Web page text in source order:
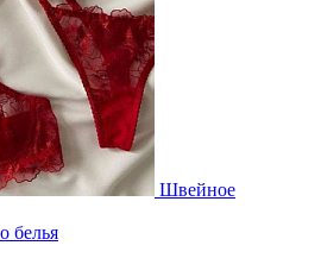
Швейное
белья